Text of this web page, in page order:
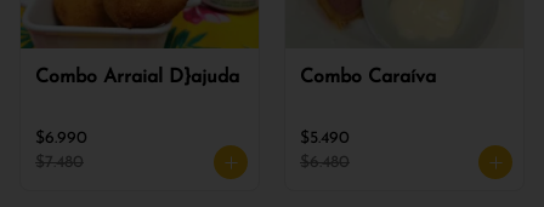
Combo Arraial D}ajuda
$6.990
$7.480
Combo Caraíva
$5.490
$6.480